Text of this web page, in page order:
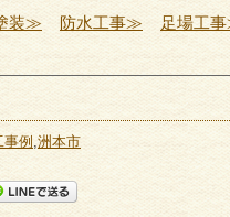
装≫ 防水工事≫ 足場工
例 ,洲本市